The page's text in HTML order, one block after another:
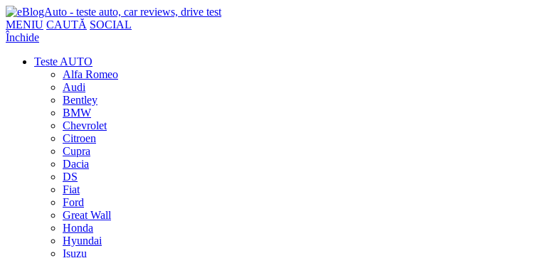
MENIU CAUTĂ SOCIAL
Închide
Teste AUTO
Alfa Romeo
Audi
Bentley
BMW
Chevrolet
Citroen
Cupra
Dacia
DS
Fiat
Ford
Great Wall
Honda
Hyundai
Isuzu